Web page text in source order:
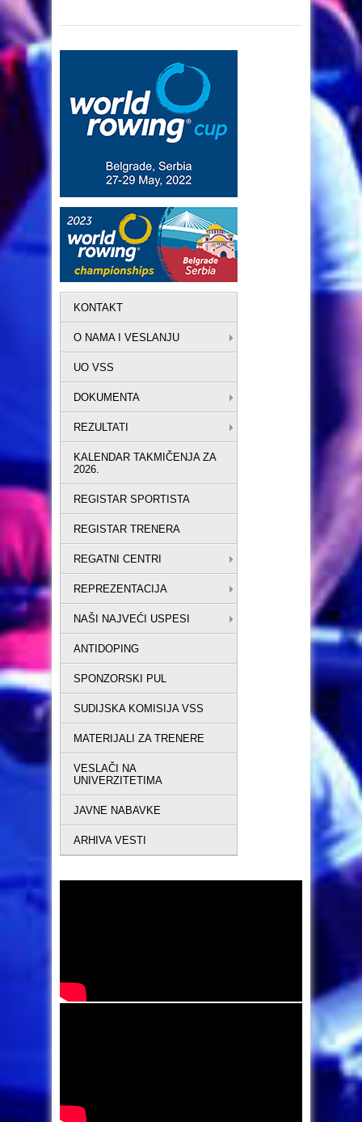
KONTAKT
O NAMA I VESLANJU
UO VSS
DOKUMENTA
REZULTATI
KALENDAR TAKMIČENJA ZA
2026.
REGISTAR SPORTISTA
REGISTAR TRENERA
REGATNI CENTRI
REPREZENTACIJA
NAŠI NAJVEĆI USPESI
ANTIDOPING
SPONZORSKI PUL
SUDIJSKA KOMISIJA VSS
MATERIJALI ZA TRENERE
VESLAČI NA
UNIVERZITETIMA
JAVNE NABAVKE
ARHIVA VESTI